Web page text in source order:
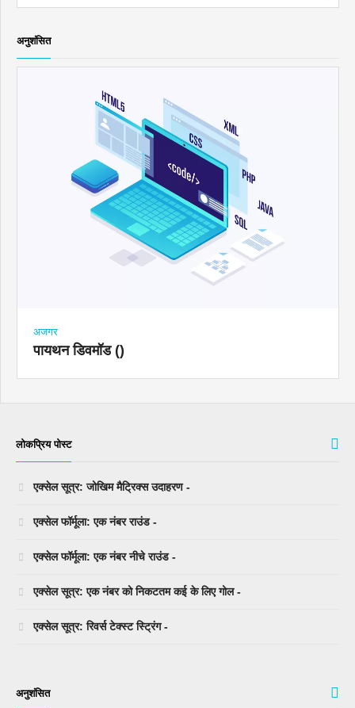
अनुशंसित
अजगर
पायथन डिवमॉड ()
लोकप्रिय पोस्ट
एक्सेल सूत्र: जोखिम मैट्रिक्स उदाहरण -
एक्सेल फॉर्मूला: एक नंबर राउंड -
एक्सेल फॉर्मूला: एक नंबर नीचे राउंड -
एक्सेल सूत्र: एक नंबर को निकटतम कई के लिए गोल -
एक्सेल सूत्र: रिवर्स टेक्स्ट स्ट्रिंग -
अनुशंसित